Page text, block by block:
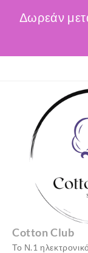
Δωρεάν
Cotton Club
Το Ν.1